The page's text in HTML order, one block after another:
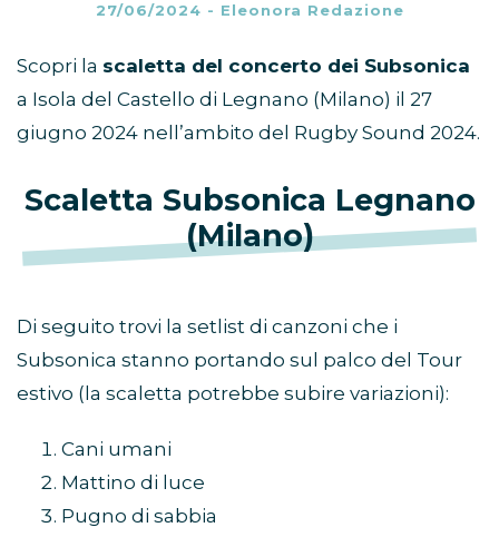
27/06/2024 - Eleonora Redazione
Scopri la scaletta del concerto dei Subsonica
a Isola del Castello di Legnano (Milano) il 27
giugno 2024 nell’ambito del Rugby Sound 2024.
Scaletta Subsonica Legnano
(Milano)
Di seguito trovi la setlist di canzoni che i
Subsonica stanno portando sul palco del Tour
estivo (la scaletta potrebbe subire variazioni):
Cani umani
Mattino di luce
Pugno di sabbia